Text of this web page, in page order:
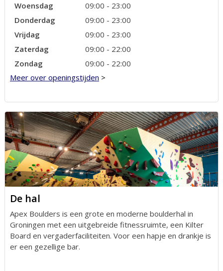
Woensdag
09:00 - 23:00
Donderdag
09:00 - 23:00
Vrijdag
09:00 - 23:00
Zaterdag
09:00 - 22:00
Zondag
09:00 - 22:00
Meer over openingstijden >
De hal
Apex Boulders is een grote en moderne boulderhal in
Groningen met een uitgebreide fitnessruimte, een Kilter
Board en vergaderfaciliteiten. Voor een hapje en drankje is
er een gezellige bar.